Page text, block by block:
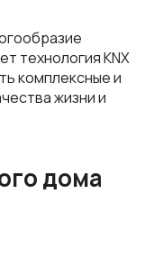
технология KNX
комплексные и
жизни и
дома